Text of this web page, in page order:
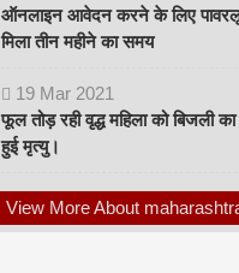
ऑनलाइन आवेदन करने के लिए
मिला तीन महीने का समय
19 Mar 2021
फूल तोड़ रही वृद्ध महिला को बिजली
हुई मृत्यु।
View More About